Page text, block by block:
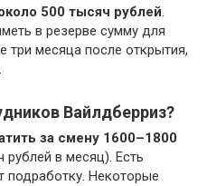
500 тысяч рублей.
в резерве сумму для
три месяца после открытия,
Вайлдберриз?
за смену 1600–1800
рублей в месяц). Есть
подработку. Некоторые